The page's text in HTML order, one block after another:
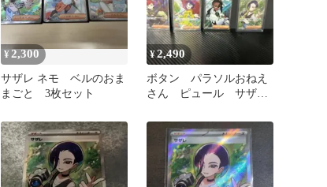
¥2,300
サザレ ネモ ベルのおま
まごと 3枚セット
¥2,490
ボタン パラソルおねえ
さん ピュール サザ
ーナーズ